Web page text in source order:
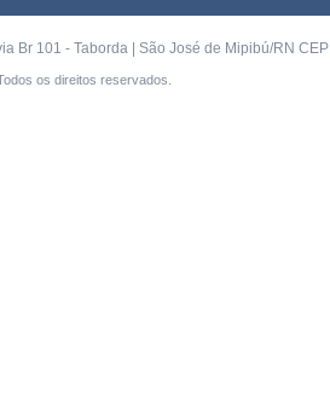
Br 101 - Taborda | São José de Mipibú/RN
os direitos reservados.